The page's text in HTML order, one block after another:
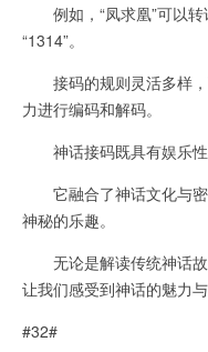
例如，“凤求凰”可以转
“1314”。
接码的规则灵活多样，
力进行编码和解码。
神话接码既具有娱乐性
它融合了神话文化与密
神秘的乐趣。
无论是解读传统神话故
让我们感受到神话的魅力与
#32#